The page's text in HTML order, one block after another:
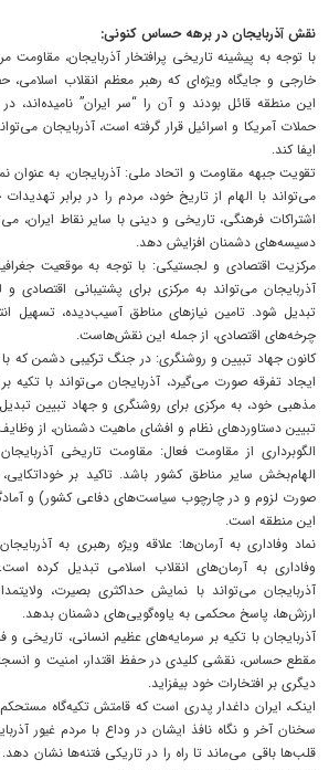
نقش آذربایجان در برهه حساس کنونی:
با توجه به پیشینه تاریخی پرافتخار آذربایجان، مقاومت
خارجی و جایگاه ویژه‌ای که رهبر معظم انقلاب اسلامی،
این منطقه قائل بودند و آن را “سر ایران” نامیده‌اند،
حملات آمریکا و اسرائیل قرار گرفته است، آذربایجان
ایفا کند.
تقویت جبهه مقاومت و اتحاد ملی: آذربایجان، به عنوان
می‌تواند با الهام از تاریخ خود، مردم را در برابر
اشتراکات فرهنگی، تاریخی و دینی با سایر نقاط ایران،
دسیسه‌های دشمنان افزایش دهد.
مرکزیت اقتصادی و لجستیکی: با توجه به موقعیت
آذربایجان می‌تواند به مرکزی برای پشتیبانی اقتصادی
تبدیل شود. تامین نیازهای مناطق آسیب‌دیده، تسهیل
چرخه‌های اقتصادی، از جمله این نقش‌هاست.
کانون جهاد تبیین و روشنگری: در جنگ ترکیبی دشمن
ایجاد تفرقه صورت می‌گیرد، آذربایجان می‌تواند با تکیه
مذهبی خود، به مرکزی برای روشنگری و جهاد تبیین تبدیل
تبیین دستاوردهای نظام و افشای ماهیت دشمنان، از
الگوبرداری از مقاومت فعال: مقاومت تاریخی آذربایجان
الهام‌بخش سایر مناطق کشور باشد. تاکید بر
صورت لزوم و در چارچوب سیاست‌های دفاعی کشور) و
این منطقه است.
نماد وفاداری به آرمان‌ها: علاقه ویژه رهبری به
وفاداری به آرمان‌های انقلاب اسلامی تبدیل کرده
آذربایجان می‌تواند با نمایش حداکثری بصیرت،
ارزش‌ها، پاسخ محکمی به یاوه‌گویی‌های دشمنان بدهد.
آذربایجان با تکیه بر سرمایه‌های عظیم انسانی، تاریخی
مقطع حساس، نقشی کلیدی در حفظ اقتدار، امنیت و
دیگری بر افتخارات خود بیفزاید.
اینک، ایران داغدار پدری است که قامتش تکیه‌گاه
سخنان آخر و نگاه نافذ ایشان در وداع با مردم غیور
قلب‌ها باقی می‌ماند تا راه را در تاریکی فتنه‌ها نشان